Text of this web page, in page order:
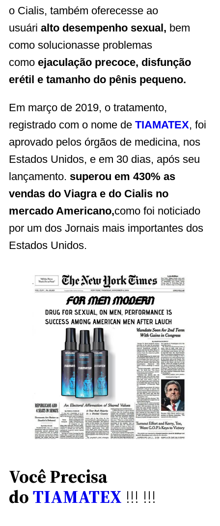
o Cialis, também oferecesse ao
usuári alto desempenho sexual, bem
como solucionasse problemas
como ejaculação precoce, disfunção
erétil e tamanho do pênis pequeno.
Em março de 2019, o tratamento,
registrado com o nome de TIAMATEX, foi
aprovado pelos órgãos de medicina, nos
Estados Unidos, e em 30 dias, após seu
lançamento. superou em 430% as
vendas do Viagra e do Cialis no
mercado Americano,como foi noticiado
por um dos Jornais mais importantes dos
Estados Unidos.
Você Precisa
doTIAMATEX !!! !!!